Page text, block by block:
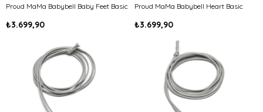
Proud MaMa Babybell Baby Feet Basic
₺3.699,90
Proud MaMa Babybell Heart Basic
₺3.699,90